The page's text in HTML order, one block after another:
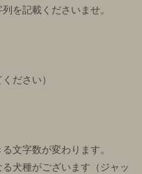
を記載くださいませ。
ださい）
文字数が変わります。
犬種がございます（ジャッ